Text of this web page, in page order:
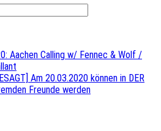
Aachen Calling w/ Fennec & Wolf /
Am 20.03.2020 können in DER
Freunde werden